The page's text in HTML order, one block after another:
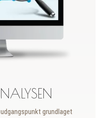
grundlaget